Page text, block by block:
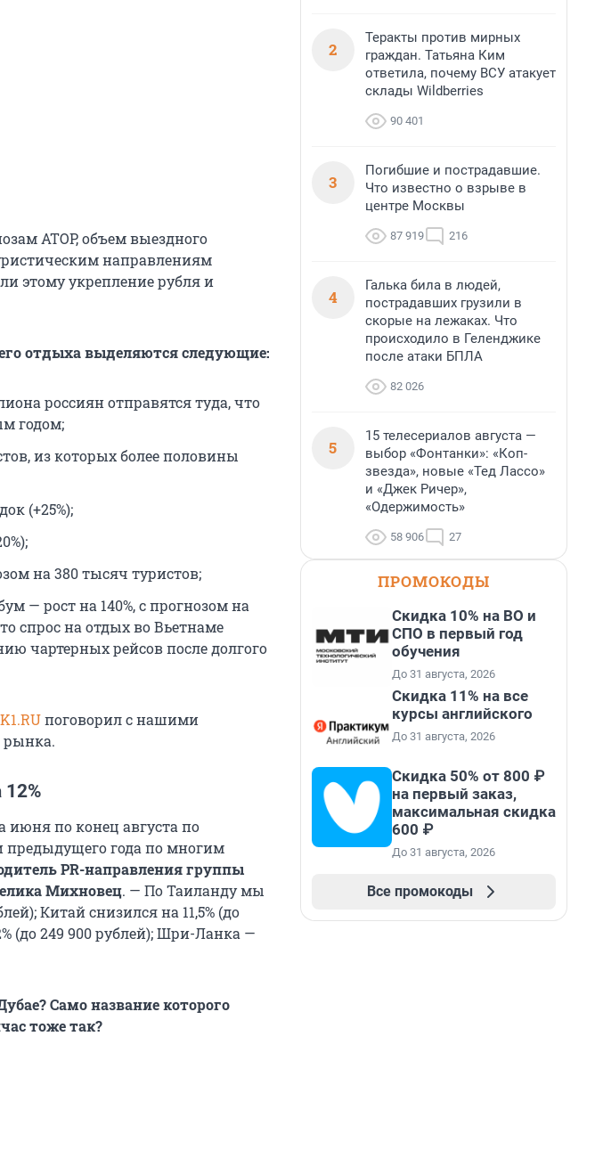
АТОР, объем выездного
направлениям
этому укрепление рубля и
отдыха выделяются следующие:
россиян отправятся туда, что
годом;
из которых более половины
(+25%);
на 380 тысяч туристов;
— рост на 140%, с прогнозом на
спрос на отдых во Вьетнаме
чартерных рейсов после долгого
поговорил с нашими
рынка.
июня по конец августа по
года по многим
PR-направления группы
Михновец. — По Таиланду мы
); Китай снизился на 11,5% (до
(до249 900 рублей); Шри-Ланка —
Само название которого
тоже так?
2
Теракты против мирных
граждан. Татьяна Ким
ответила, почему ВСУ атакует
склады Wildberries
90 401
3
Погибшие и пострадавшие.
Что известно о взрыве в
центре Москвы
87 919 216
4
Галька била в людей,
пострадавших грузили в
скорые на лежаках. Что
происходило в Геленджике
после атаки БПЛА
82 026
5
15 телесериалов августа —
выбор «Фонтанки»: «Коп-
звезда», новые «Тед Лассо»
и «Джек Ричер»,
«Одержимость»
58 906 27
ПРОМОКОДЫ
Скидка 10% на ВО и
СПО в первый год
обучения
До 31 августа, 2026
Скидка 11% на все
курсы английского
До 31 августа, 2026
Скидка 50% от 800 ₽
на первый заказ,
максимальная скидка
600 ₽
До 31 августа, 2026
Все промокоды